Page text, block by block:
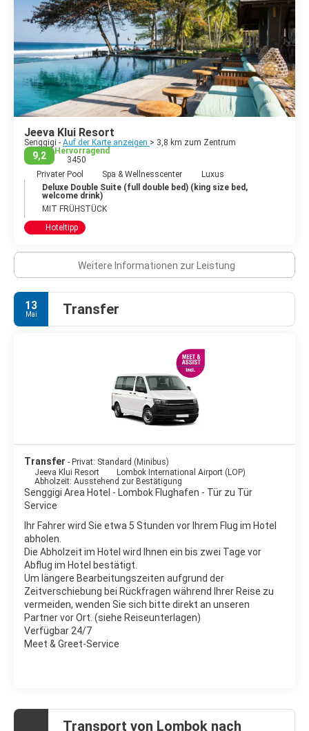
Jeeva Klui Resort
Senggigi - Auf der Karte anzeigen > 3,8 km zum Zentrum
9,2
Hervorragend
3450
Privater Pool
Spa & Wellnesscenter
Luxus
Deluxe Double Suite (full double bed) (king size bed,
welcome drink)
MIT FRÜHSTÜCK
Hoteltipp
Weitere Informationen zur Leistung
13
Mai Transfer
Transfer - Privat: Standard (Minibus)
Jeeva Klui Resort
Lombok International Airport (LOP)
Abholzeit: Ausstehend zur Bestätigung
Senggigi Area Hotel - Lombok Flughafen - Tür zu Tür
Service
Ihr Fahrer wird Sie etwa 5 Stunden vor Ihrem Flug im Hotel
abholen.
Die Abholzeit im Hotel wird Ihnen ein bis zwei Tage vor
Abflug im Hotel bestätigt.
Um längere Bearbeitungszeiten aufgrund der
Zeitverschiebung bei Rückfragen während Ihrer Reise zu
vermeiden, wenden Sie sich bitte direkt an unseren
Partner vor Ort. (siehe Reiseunterlagen)
Verfügbar 24/7
Meet & Greet-Service
Transport von Lombok nach